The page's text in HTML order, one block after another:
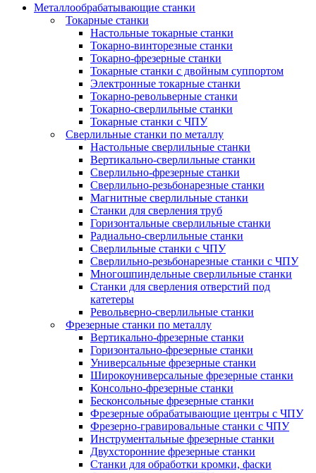
Металлообрабатывающие станки
Токарные станки
Настольные токарные станки
Токарно-винторезные станки
Токарно-фрезерные станки
Токарные станки с двойным суппортом
Электронные токарные станки
Токарно-револьверные станки
Токарно-сверлильные станки
Токарные станки с ЧПУ
Сверлильные станки по металлу
Настольные сверлильные станки
Вертикально-сверлильные станки
Сверлильно-фрезерные станки
Сверлильно-резьбонарезные станки
Магнитные сверлильные станки
Станки для сверления труб
Горизонтальные сверлильные станки
Радиально-сверлильные станки
Сверлильные станки с ЧПУ
Сверлильно-резьбонарезные станки с ЧПУ
Многошпиндельные сверлильные станки
Станки для сверления отверстий под
катетеры
Револьверно-сверлильные станки
Фрезерные станки по металлу
Вертикально-фрезерные станки
Горизонтально-фрезерные станки
Универсальные фрезерные станки
Широкоуниверсальные фрезерные станки
Консольно-фрезерные станки
Бесконсольные фрезерные станки
Фрезерные обрабатывающие центры с ЧПУ
Фрезерно-гравировальные станки с ЧПУ
Инструментальные фрезерные станки
Двухсторонние фрезерные станки
Станки для обработки кромки, фаски